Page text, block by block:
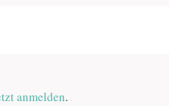
anmelden.